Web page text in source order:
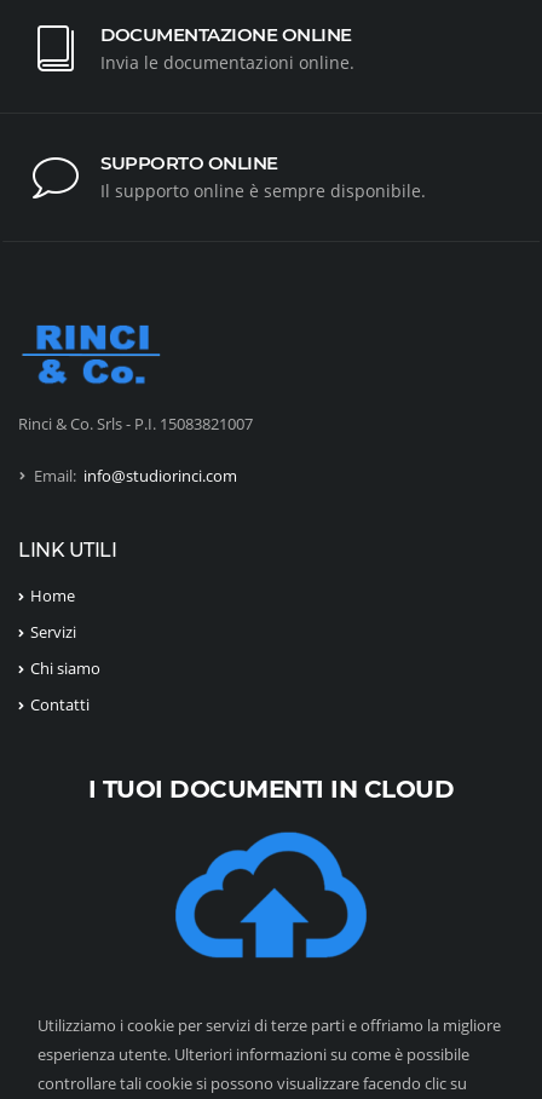
DOCUMENTAZIONE ONLINE
Invia le documentazioni online.
SUPPORTO ONLINE
Il supporto online è sempre disponibile.
Rinci & Co. Srls - P.I. 15083821007
Email: info@studiorinci.com
LINK UTILI
Home
Servizi
Chi siamo
Contatti
I TUOI DOCUMENTI IN CLOUD
Utilizziamo i cookie per servizi di terze parti e offriamo la migliore
esperienza utente. Ulteriori informazioni su come è possibile
controllare tali cookie si possono visualizzare facendo clic su